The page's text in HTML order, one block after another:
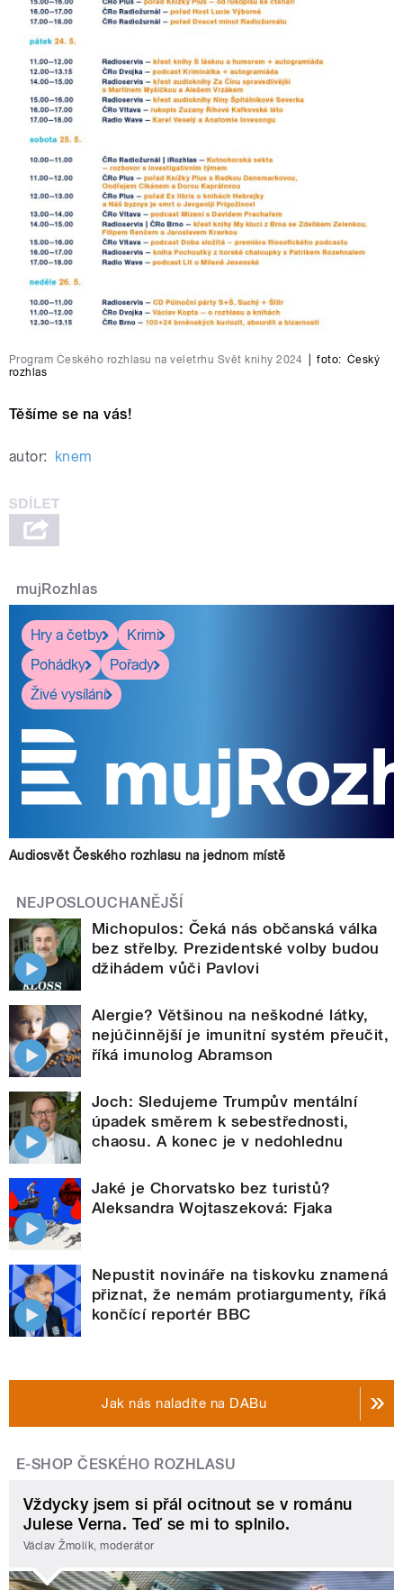
Program Českého rozhlasu na veletrhu Svět knihy 2024 foto: Český
rozhlas
Těšíme se na vás!
autor: knem
mujRozhlas
Hry a četby
Krimi
Pohádky
Pořady
Živé vysílání
Audiosvět Českého rozhlasu na jednom místě
NEJPOSLOUCHANĚJŠÍ
Michopulos: Čeká nás občanská válka
bez střelby. Prezidentské volby budou
džihádem vůči Pavlovi
Alergie? Většinou na neškodné látky,
nejúčinnější je imunitní systém přeučit,
říká imunolog Abramson
Joch: Sledujeme Trumpův mentální
úpadek směrem k sebestřednosti,
chaosu. A konec je v nedohlednu
Jaké je Chorvatsko bez turistů?
Aleksandra Wojtaszeková: Fjaka
Nepustit novináře na tiskovku znamená
přiznat, že nemám protiargumenty, říká
končící reportér BBC
Jak nás naladíte na DABu
E-SHOP ČESKÉHO ROZHLASU
Vždycky jsem si přál ocitnout se v románu
Julese Verna. Teď se mi to splnilo.
Václav Žmolík, moderátor